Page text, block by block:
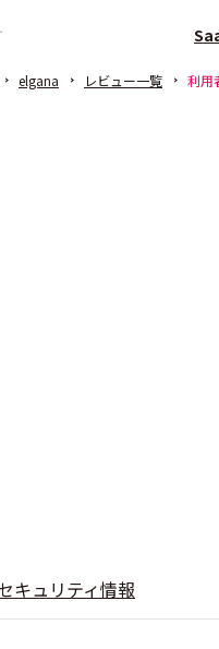
elgana レビュー一覧 利用
キュリティ情報